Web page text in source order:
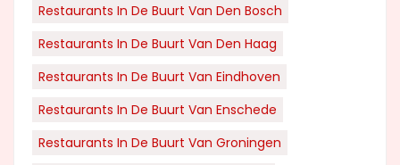
Restaurants In De Buurt Van Den Bosch
Restaurants In De Buurt Van Den Haag
Restaurants In De Buurt Van Eindhoven
Restaurants In De Buurt Van Enschede
Restaurants In De Buurt Van Groningen